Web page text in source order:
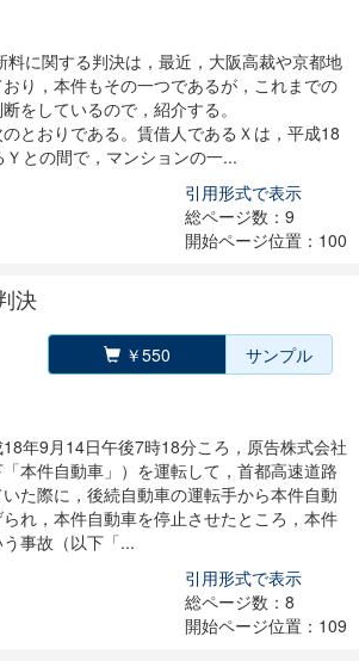
に関する判決は，最近，大阪高裁や京都地
り，本件もその一つであるが，これまでの
をしているので，紹介する。
とおりである。賃借人であるＸは，平成18
との間で，マンションの一...
引用形式で表示
総ページ数：9
開始ページ位置：100
決
￥550 サンプル
年9月14日午後7時18分ころ，原告株式会社
本件自動車」）を運転して，首都高速道路
た際に，後続自動車の運転手から本件自動
れ，本件自動車を停止させたところ，本件
事故（以下「...
引用形式で表示
総ページ数：8
開始ページ位置：109